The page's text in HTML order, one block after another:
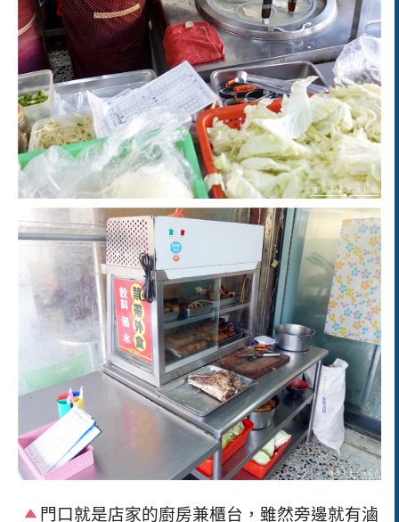
門口就是店家的廚房兼櫃台，雖然旁邊就有滷